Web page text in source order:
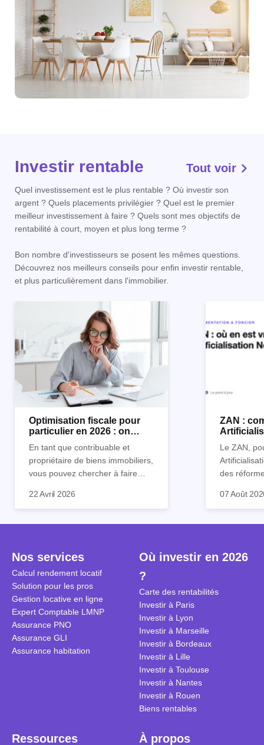
Investir rentable Tout voir
Quel investissement est le plus rentable ? Où investir son
argent ? Quels placements privilégier ? Quel est le premier
meilleur investissement à faire ? Quels sont mes objectifs de
rentabilité à court, moyen et plus long terme ?
Bon nombre d'investisseurs se posent les mêmes questions.
Découvrez nos meilleurs conseils pour enfin investir rentable,
et plus particulièrement dans l'immobilier.
Optimisation fiscale pour
particulier en 2026 : on
En tant que contribuable et
propriétaire de biens immobiliers,
vous pouvez chercher à faire
optimisant votre fiscalité. Il existe
légales pour en profiter.
dans notre article.
22 Avril 2026
ZAN :
Le ZAN,
des
des
de la
plus mal
bien que
décrivent
07 Août
Nos services
Calcul rendement locatif
Solution pour les pros
Gestion locative en ligne
Expert Comptable LMNP
Assurance PNO
Assurance GLI
Assurance habitation
Où investir en 2026
?
Carte des rentabilités
Investir à Paris
Investir à Lyon
Investir à Marseille
Investir à Bordeaux
Investir à Lille
Investir à Toulouse
Investir à Nantes
Investir à Rouen
Biens rentables
Ressources À propos